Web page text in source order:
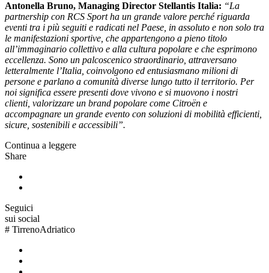
Antonella Bruno, Managing Director Stellantis Italia: “La
partnership con RCS Sport ha un grande valore perché riguarda
eventi tra i più seguiti e radicati nel Paese, in assoluto e non solo tra
le manifestazioni sportive, che appartengono a pieno titolo
all’immaginario collettivo e alla cultura popolare e che esprimono
eccellenza. Sono un palcoscenico straordinario, attraversano
letteralmente l’Italia, coinvolgono ed entusiasmano milioni di
persone e parlano a comunità diverse lungo tutto il territorio. Per
noi significa essere presenti dove vivono e si muovono i nostri
clienti, valorizzare un brand popolare come Citroën e
accompagnare un grande evento con soluzioni di mobilità efficienti,
sicure, sostenibili e accessibili”.
Continua a leggere
Share
Seguici
sui social
# TirrenoAdriatico